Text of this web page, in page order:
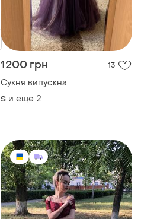
1200 грн 13
Сукня випускна
S и еще 2